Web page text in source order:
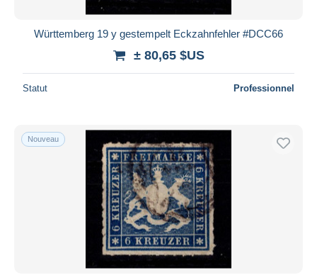
Württemberg 19 y gestempelt Eckzahnfehler #DCC66
± 80,65 $US
Statut Professionnel
Nouveau